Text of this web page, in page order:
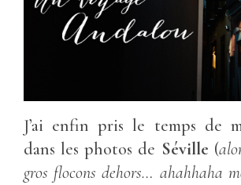
J’ai enfin pris le temps de
dans les photos de Séville (
gros flocons dehors… ahahhaha